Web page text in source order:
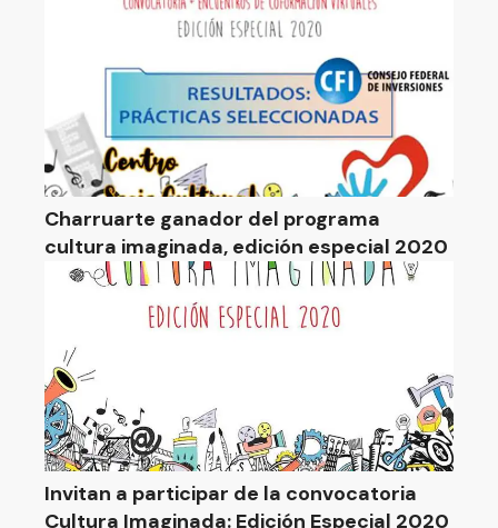
Charruarte ganador del programa
cultura imaginada, edición especial 2020
Invitan a participar de la convocatoria
Cultura Imaginada: Edición Especial 2020